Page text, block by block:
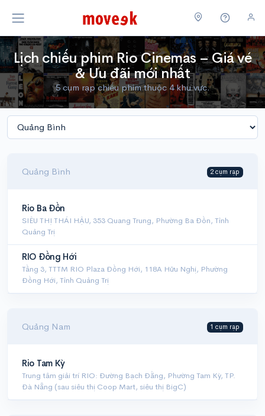
Lịch chiếu phim Rio Cinemas – Giá vé
& Ưu đãi mới nhất
5 cụm rạp chiếu phim thuộc 4 khu vực.
Quảng Bình 2 cụm rạp
Rio Ba Đồn
SIÊU THỊ THÁI HẬU, 353 Quang Trung, Phường Ba Đồn, Tỉnh
Quảng Trị
RIO Đồng Hới
Tầng 3, TTTM RIO Plaza Đồng Hới, 118A Hữu Nghị, Phường
Đồng Hới, Tỉnh Quảng Trị
Quảng Nam 1 cụm rạp
Rio Tam Kỳ
Trung tâm giải trí RIO: Đường Bạch Đằng, Phường Tam Kỳ, TP.
Đà Nẵng (sau siêu thị Coop Mart, siêu thị BigC)